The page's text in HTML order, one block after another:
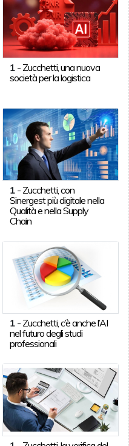
1 - Zucchetti, una nuova
società per la logistica
1 - Zucchetti, con
Sinergest più digitale nella
Qualità e nella Supply
Chain
1 - Zucchetti, c’è anche l’AI
nel futuro degli studi
professionali